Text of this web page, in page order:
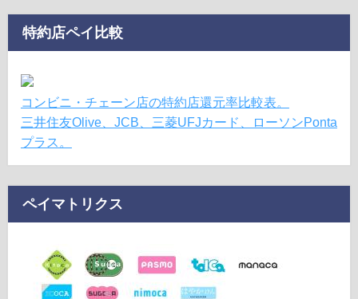
特約店ペイ比較
コンビニ・チェーン店の特約店還元率比較表。
三井住友Olive、JCB、三菱UFJカード、ローソンPonta
プラス。
ペイマトリクス